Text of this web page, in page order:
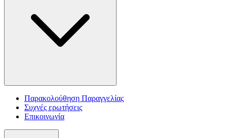
Παρακολούθηση Παραγγελίας
Συχνές ερωτήσεις
Επικοινωνία